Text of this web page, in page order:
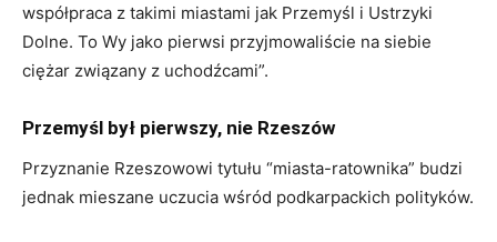
współpraca z takimi miastami jak Przemyśl i Ustrzyki
Dolne. To Wy jako pierwsi przyjmowaliście na siebie
ciężar związany z uchodźcami”.
Przemyśl był pierwszy, nie Rzeszów
Przyznanie Rzeszowowi tytułu “miasta-ratownika” budzi
jednak mieszane uczucia wśród podkarpackich polityków.